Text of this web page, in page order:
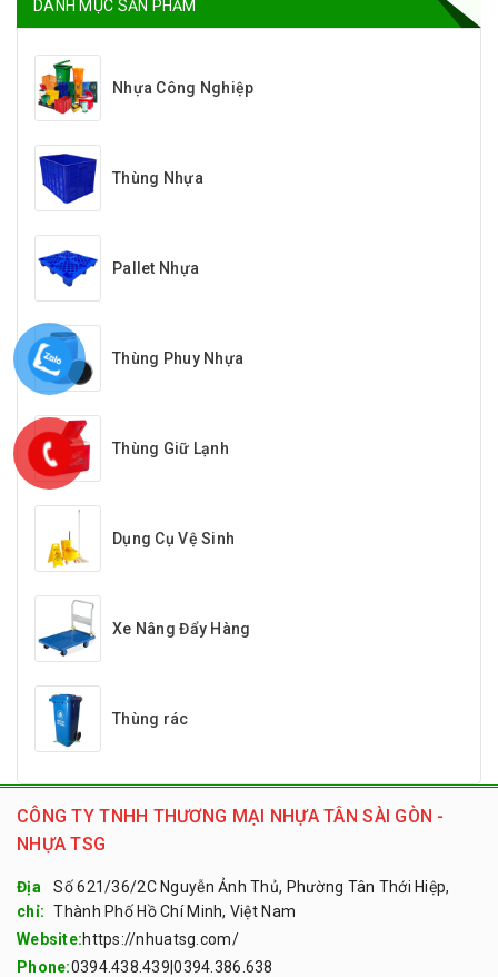
DANH MỤC SẢN PHẨM
Nhựa Công Nghiệp
Thùng Nhựa
Pallet Nhựa
Thùng Phuy Nhựa
Thùng Giữ Lạnh
Dụng Cụ Vệ Sinh
Xe Nâng Đẩy Hàng
Thùng rác
CÔNG TY TNHH THƯƠNG MẠI NHỰA TÂN SÀI GÒN -
NHỰA TSG
Địa
chỉ:
Số 621/36/2C Nguyễn Ảnh Thủ, Phường Tân Thới Hiệp,
Thành Phố Hồ Chí Minh, Việt Nam
Website:https://nhuatsg.com/
Phone:0394.438.439 |0394.386.638